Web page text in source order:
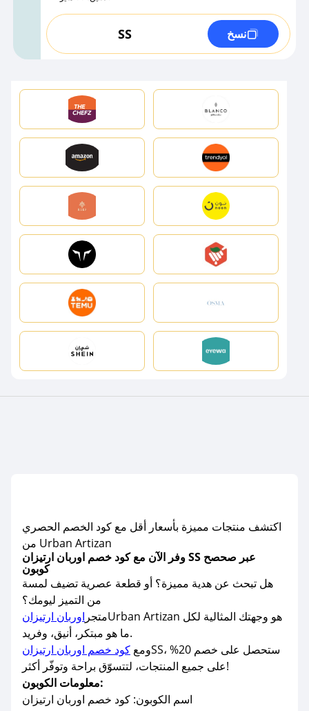
SS نسخ
اكتشف منتجات مميزة بأسعار أقل مع كود الخصم الحصري
من Urban Artizan
وفر الآن مع كود خصم اوربان ارتيزان SS عبر صحصح
كوبون
هل تبحث عن هدية مميزة؟ أو قطعة عصرية تضيف لمسة
من التميز ليومك؟
متجر اوربان ارتيزان
Urban Artizan هو وجهتك المثالية لكل
ما هو مبتكر، أنيق، وفريد.
ومع كود خصم اوربان ارتيزان
SS، ستحصل على خصم 20%
على جميع المنتجات، لتتسوّق براحة وتوفّر أكثر!
معلومات الكوبون:
اسم الكوبون: كود خصم اوربان ارتيزان